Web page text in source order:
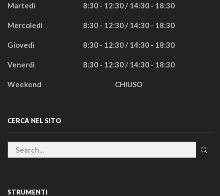
Martedì 8:30 - 12:30 / 14:30 - 18:30
Mercoledì 8:30 - 12:30 / 14:30 - 18:30
Giovedì 8:30 - 12:30 / 14:30 - 18:30
Venerdì 8:30 - 12:30 / 14:30 - 18:30
Weekend CHIUSO
CERCA NEL SITO
STRUMENTI